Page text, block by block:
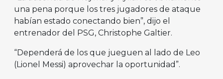
una pena porque los tres jugadores de ataque
habían estado conectando bien”, dijo el
entrenador del PSG, Christophe Galtier.
“Dependerá de los que jueguen al lado de Leo
(Lionel Messi) aprovechar la oportunidad”.